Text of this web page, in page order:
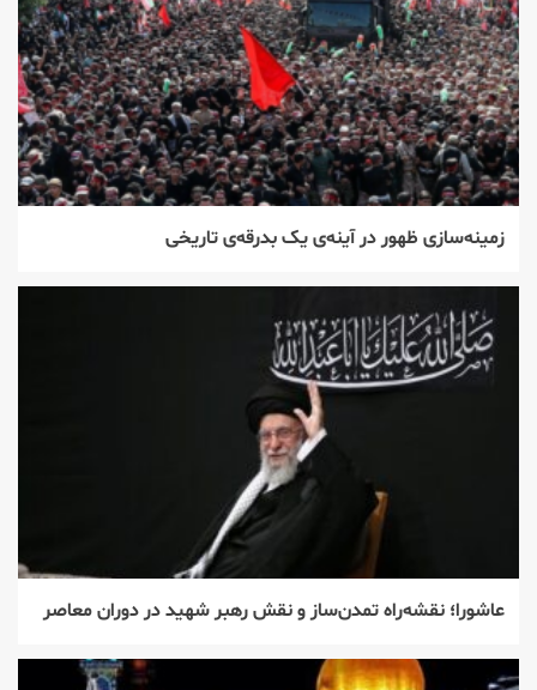
زمینه‌سازی ظهور در آینه‌ی یک بدرقه‌ی تاریخی
عاشورا؛ نقشه‌راه تمدن‌ساز و نقش رهبر شهید در دوران معاصر